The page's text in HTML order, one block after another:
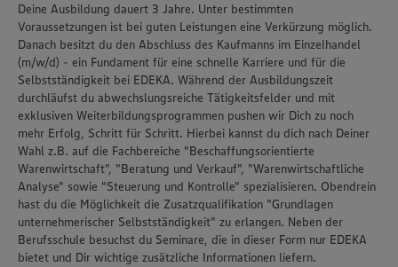
Deine Ausbildung dauert 3 Jahre. Unter bestimmten
Voraussetzungen ist bei guten Leistungen eine Verkürzung möglich.
Danach besitzt du den Abschluss des Kaufmanns im Einzelhandel
(m/w/d) - ein Fundament für eine schnelle Karriere und für die
Selbstständigkeit bei EDEKA. Während der Ausbildungszeit
durchläufst du abwechslungsreiche Tätigkeitsfelder und mit
exklusiven Weiterbildungsprogrammen pushen wir Dich zu noch
mehr Erfolg, Schritt für Schritt. Hierbei kannst du dich nach Deiner
Wahl z.B. auf die Fachbereiche "Beschaffungsorientierte
Warenwirtschaft", "Beratung und Verkauf", "Warenwirtschaftliche
Analyse" sowie "Steuerung und Kontrolle" spezialisieren. Obendrein
hast du die Möglichkeit die Zusatzqualifikation "Grundlagen
unternehmerischer Selbstständigkeit" zu erlangen. Neben der
Berufsschule besuchst du Seminare, die in dieser Form nur EDEKA
bietet und Dir wichtige zusätzliche Informationen liefern.